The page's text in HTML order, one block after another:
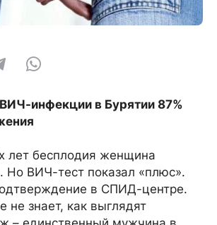
инфекции в Бурятии 87%
лет бесплодия женщина
Но ВИЧ-тест показал «плюс».
в СПИД-центре.
знает, как выглядят